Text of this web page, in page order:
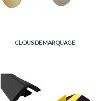
CLOUS DE MARQUAGE